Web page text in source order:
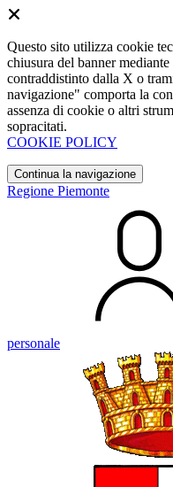
Questo sito utilizza cookie
chiusura del banner
contraddistinto dalla X o
navigazione" comporta la
assenza di cookie o altri
sopracitati.
COOKIE POLICY
Continua la navigazione
Regione Piemonte
personale